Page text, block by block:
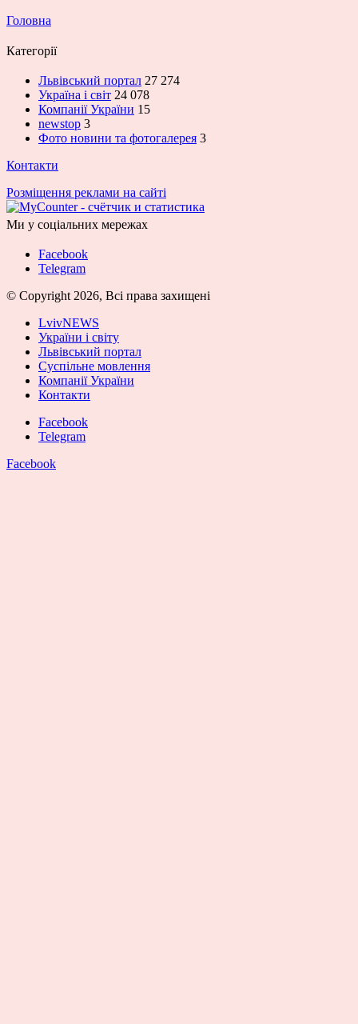
Головна
Категорії
Львівський портал 27 274
Україна і світ 24 078
Компанії України 15
newstop 3
Фото новини та фотогалерея 3
Контакти
Розміщення реклами на сайті
Ми у соціальних мережах
Facebook
Telegram
© Copyright 2026, Всі права захищені
LvivNEWS
України і світу
Львівський портал
Суспільне мовлення
Компанії України
Контакти
Facebook
Telegram
Facebook